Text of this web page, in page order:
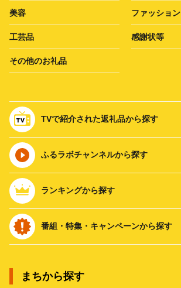
美容 ファッション
工芸品 感謝状等
その他のお礼品
TVで紹介された返礼品から探す
ふるラボチャンネルから探す
ランキングから探す
番組・特集・キャンペーンから探す
まちから探す